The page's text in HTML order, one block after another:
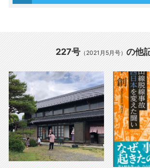
227号 （2021月5月号） の他